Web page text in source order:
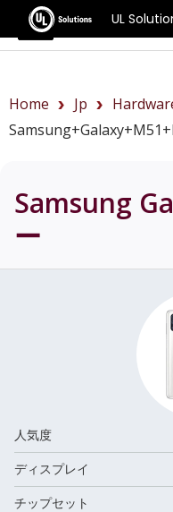
UL
ベンチマー
Home Jp
Samsung
ー
人気度
ディスプレイ
チップセット